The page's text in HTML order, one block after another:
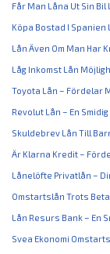
Får Man Låna Ut Sin Bil
Köpa Bostad I Spanien
Lån Även Om Man Har
Låg Inkomst Lån
Toyota Lån – Fördelar
Revolut Lån – En
Skuldebrev Lån Till
Är Klarna Kredit –
Lånelöfte Privatlån –
Omstartslån Trots
Lån Resurs Bank – En
Svea Ekonomi